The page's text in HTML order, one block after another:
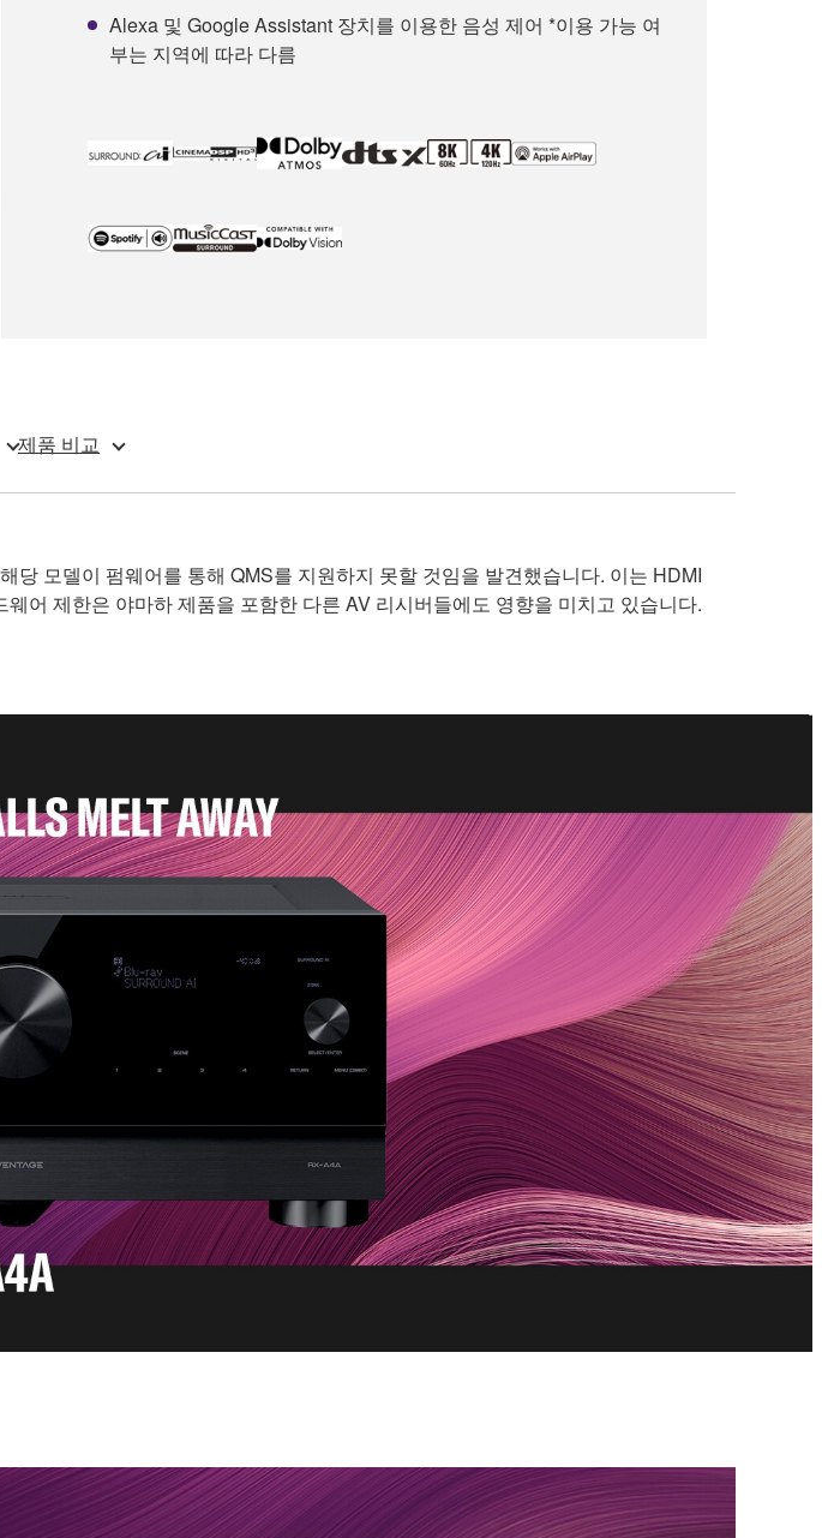
Alexa 및 Google Assistant 장치를 이용한 음성 제어 *이용 가능 여
부는 지역에 따라 다름
제품 비교
모델이 펌웨어를 통해 QMS를 지원하지 못할 것임을 발견했습니다. 이는 HDMI
어 제한은 야마하 제품을 포함한 다른 AV 리시버들에도 영향을 미치고 있습니다.